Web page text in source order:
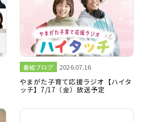
番組ブログ 2026.07.16
やまがた子育て応援ラジオ【ハイタ
ッチ】7/17（金）放送予定